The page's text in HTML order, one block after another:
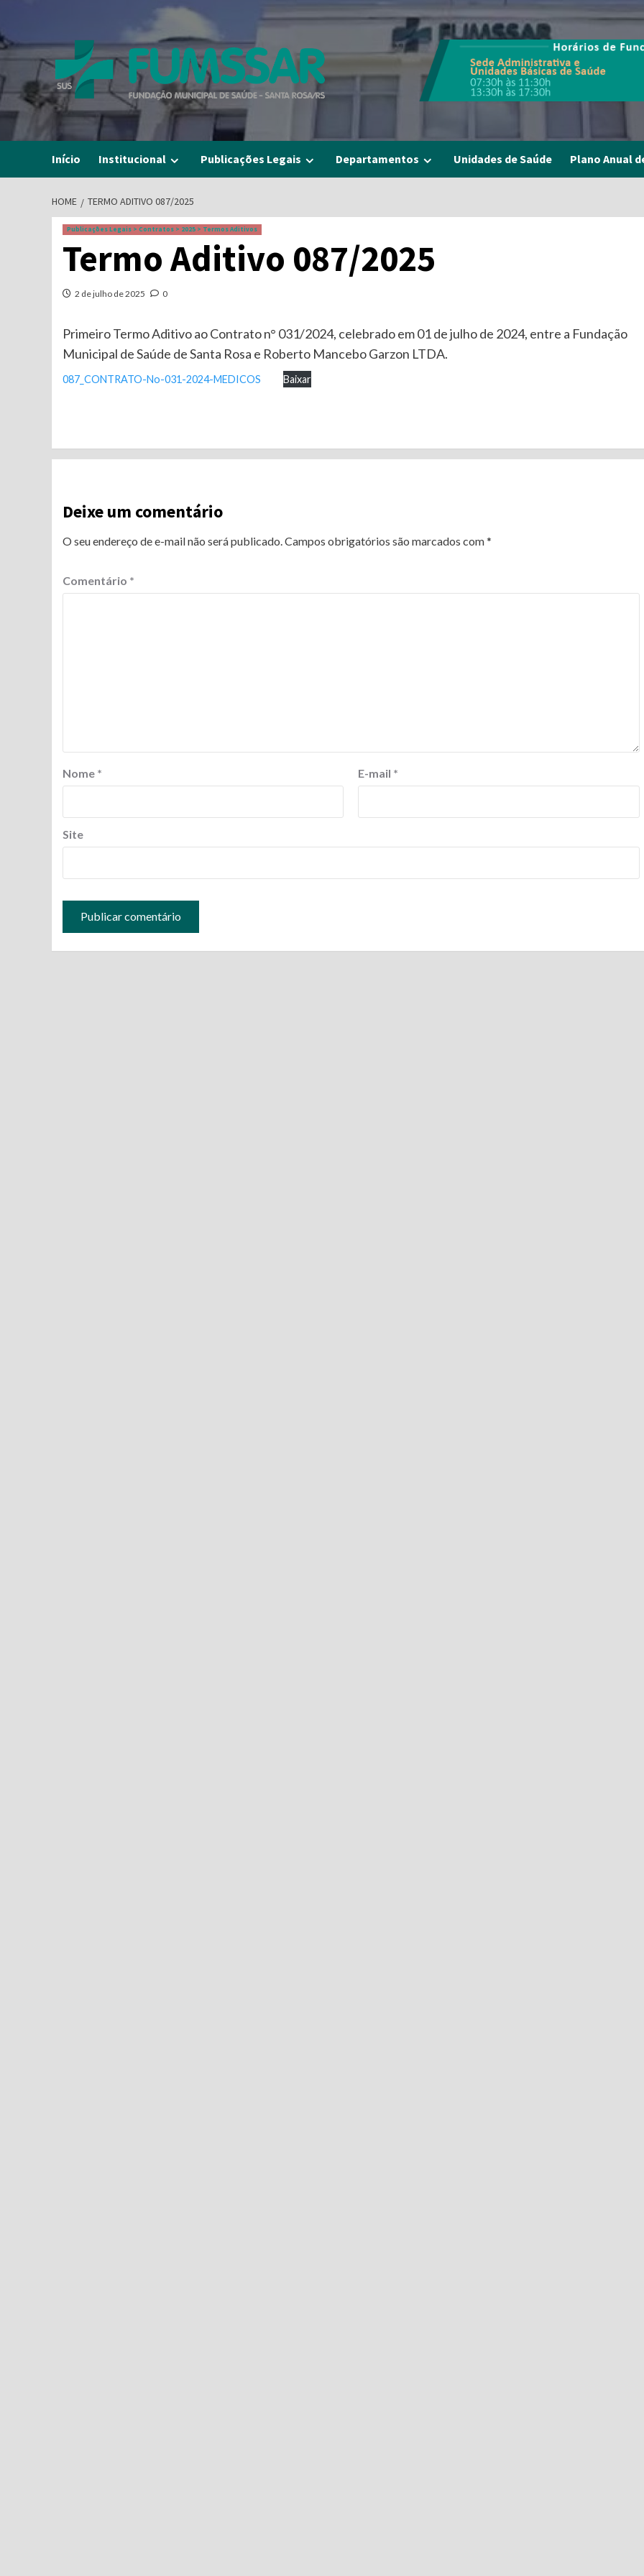
content
Início Institucional Publicações Legais Departamentos Unidades de Saúde Plano Anual
HOME TERMO ADITIVO 087/2025
Publicações Legais > Contratos > 2025 > Termos Aditivos
Termo Aditivo 087/2025
2 de julho de 2025 0
Primeiro Termo Aditivo ao Contrato n° 031/2024, celebrado em 01 de julho de 2024, entre a Fundação
Municipal de Saúde de Santa Rosa e Roberto Mancebo Garzon LTDA.
087_CONTRATO-No-031-2024-MEDICOS Baixar
Reading
Deixe um comentário
O seu endereço de e-mail não será publicado. Campos obrigatórios são marcados com*
Comentário *
Nome * E-mail *
Site